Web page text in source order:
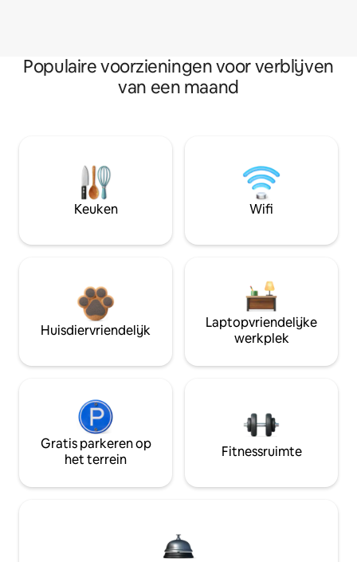
Populaire voorzieningen voor verblijven
van een maand
Keuken Wifi
Huisdiervriendelijk
Laptopvriendelijke
werkplek
Gratis parkeren op
het terrein
Fitnessruimte